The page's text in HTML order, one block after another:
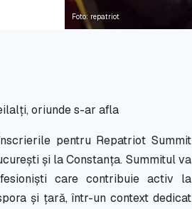
Foto: repatriot
oriunde s-ar afla
pentru Repatriot Summit
și la Constanța. Summitul va
care contribuie activ la
și țară, într-un context dedicat